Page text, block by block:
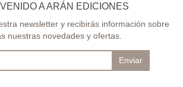
A ARÁN EDICIONES
newsletter y recibirás información sobre
nuestras novedades y ofertas.
Enviar